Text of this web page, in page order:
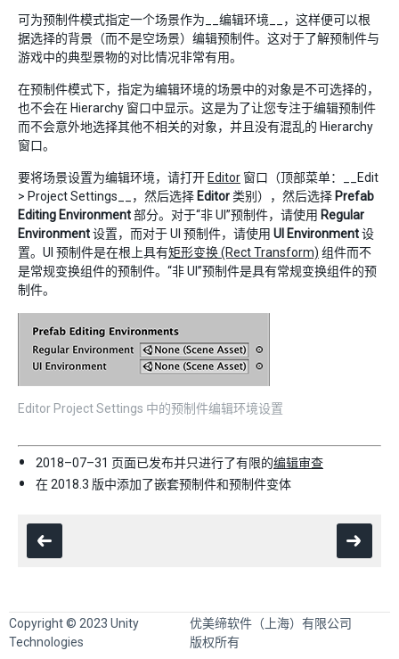
可为预制件模式指定一个场景作为__编辑环境__，这样便可以根
据选择的背景（而不是空场景）编辑预制件。这对于了解预制件与
游戏中的典型景物的对比情况非常有用。
在预制件模式下，指定为编辑环境的场景中的对象是不可选择的，
也不会在 Hierarchy 窗口中显示。这是为了让您专注于编辑预制件
而不会意外地选择其他不相关的对象，并且没有混乱的 Hierarchy
窗口。
要将场景设置为编辑环境，请打开 Editor 窗口（顶部菜单：__Edit
> Project Settings__，然后选择 Editor 类别），然后选择 Prefab
Editing Environment部分。对于“非 UI”预制件，请使用 Regular
Environment设置，而对于 UI 预制件，请使用 UI Environment设
置。UI 预制件是在根上具有矩形变换 (Rect Transform) 组件而不
是常规变换组件的预制件。“非 UI”预制件是具有常规变换组件的预
制件。
Editor Project Settings 中的预制件编辑环境设置
2018–07–31 页面已发布并只进行了有限的编辑审查
在 2018.3 版中添加了嵌套预制件和预制件变体
Copyright © 2023 Unity
Technologies
优美缔软件（上海）有限公司
版权所有